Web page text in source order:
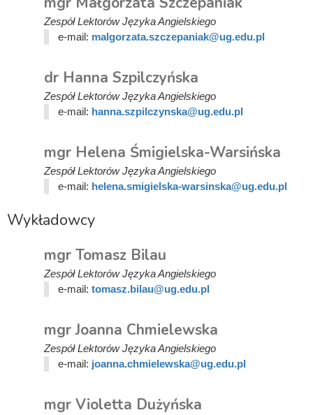
Zespół Lektorów Języka Angielskiego
e-mail: malgorzata.szczepaniak@ug.edu.pl
dr Hanna Szpilczyńska
Zespół Lektorów Języka Angielskiego
e-mail: hanna.szpilczynska@ug.edu.pl
mgr Helena Śmigielska-Warsińska
Zespół Lektorów Języka Angielskiego
e-mail: helena.smigielska-warsinska@ug.edu.pl
Wykładowcy
mgr Tomasz Bilau
Zespół Lektorów Języka Angielskiego
e-mail: tomasz.bilau@ug.edu.pl
mgr Joanna Chmielewska
Zespół Lektorów Języka Angielskiego
e-mail: joanna.chmielewska@ug.edu.pl
mgr Violetta Dużyńska